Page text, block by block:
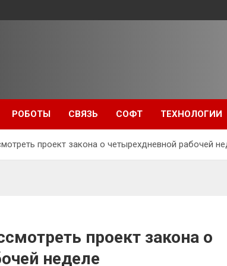
РОБОТЫ СВЯЗЬ СОФТ ТЕХНОЛОГИИ
проект закона о четырехдневной рабочей
проект закона о
неделе